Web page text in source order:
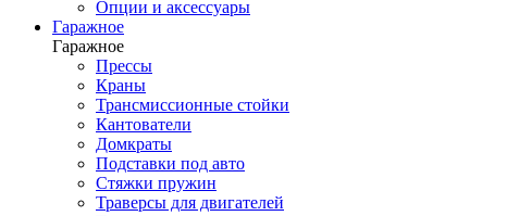
Опции и аксессуары
Гаражное
Гаражное
Прессы
Краны
Трансмиссионные стойки
Кантователи
Домкраты
Подставки под авто
Стяжки пружин
Траверсы для двигателей